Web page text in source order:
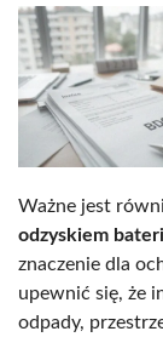
Ważne jest
odzyskiem
znaczenie dla
upewnić się, że
odpady,